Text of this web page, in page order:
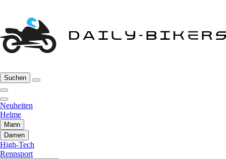
Suchen
Neuheiten
Helme
Mann
Damen
High-Tech
Rennsport